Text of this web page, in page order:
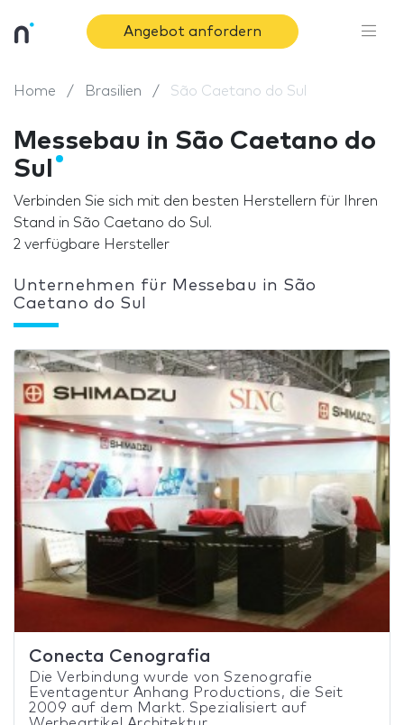
Angebot anfordern
Home Brasilien São Caetano do Sul
Messebau in São Caetano do
Sul
Verbinden Sie sich mit den besten Herstellern für Ihren
Stand in São Caetano do Sul.
2 verfügbare Hersteller
Unternehmen für Messebau in São
Caetano do Sul
Conecta Cenografia
Die Verbindung wurde von Szenografie
Eventagentur Anhang Productions, die Seit
2009 auf dem Markt. Spezialisiert auf